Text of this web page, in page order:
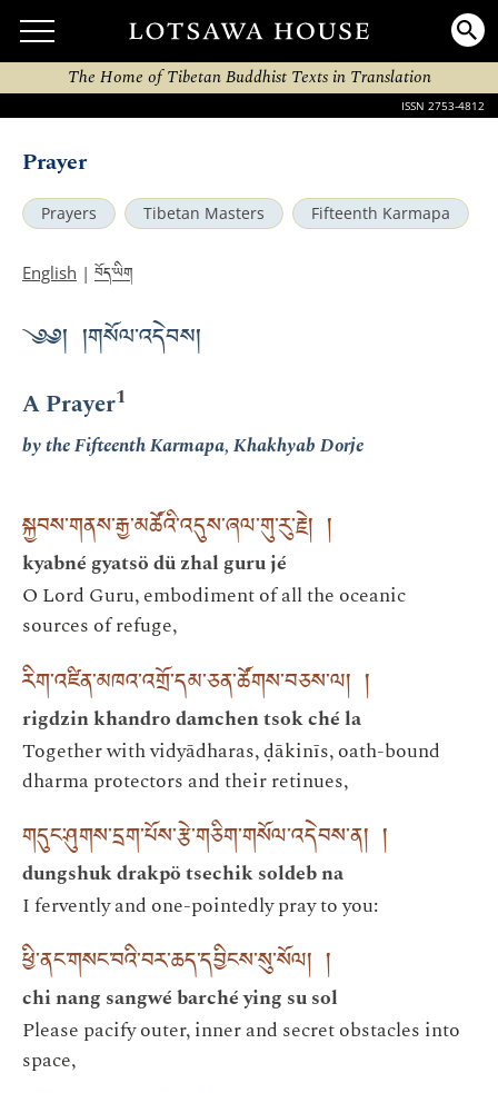
The Home of Tibetan Buddhist Texts in Translation
ISSN 2753-4812
Prayer
Prayers Tibetan Masters Fifteenth Karmapa
English | བོད་ཡིག
༄༅། །གསོལ་འདེབས།
A Prayer1
by the Fifteenth Karmapa, Khakhyab Dorje
སྐྱབས་གནས་རྒྱ་མཚོའི་འདུས་ཞལ་གུ་རུ་རྗེ། །
kyabné gyatsö dü zhal guru jé
O Lord Guru, embodiment of all the oceanic
sources of refuge,
རིག་འཛིན་མཁའ་འགྲོ་དམ་ཅན་ཚོགས་བཅས་ལ། །
rigdzin khandro damchen tsok ché la
Together with vidyādharas, ḍākinīs, oath-bound
dharma protectors and their retinues,
གདུང་ཤུགས་དྲག་པོས་རྩེ་གཅིག་གསོལ་འདེབས་ན། །
dungshuk drakpö tsechik soldeb na
I fervently and one-pointedly pray to you:
ཕྱི་ནང་གསང་བའི་བར་ཆད་དབྱིངས་སུ་སོལ། །
chi nang sangwé barché ying su sol
Please pacify outer, inner and secret obstacles into
space,